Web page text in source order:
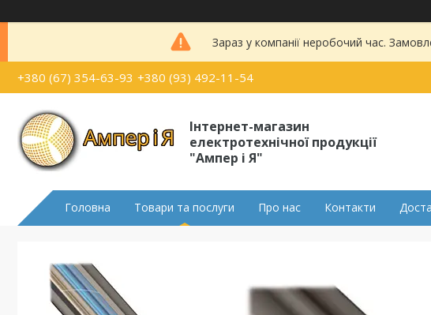
Зараз у компанії неробочий час.
+380 (67) 354-63-93 +380 (93) 492-11-54
Інтернет-магазин
електротехнічної продукції
"Ампер і Я"
Головна Товари та послуги Про нас Контакти